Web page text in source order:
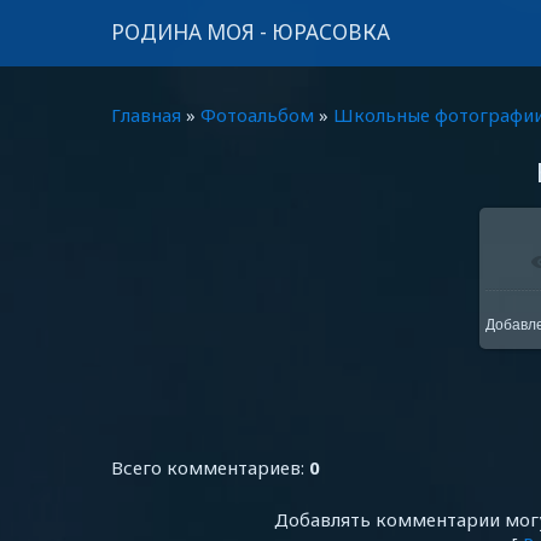
РОДИНА МОЯ - ЮРАСОВКА
Главная » Фотоальбом » Школьные
Всего комментариев: 0
Добавлять комментарии